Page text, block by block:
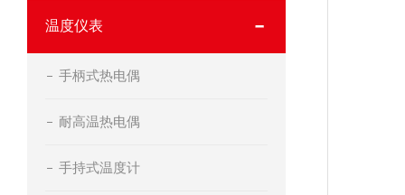
温度仪表
手柄式热电偶
耐高温热电偶
手持式温度计